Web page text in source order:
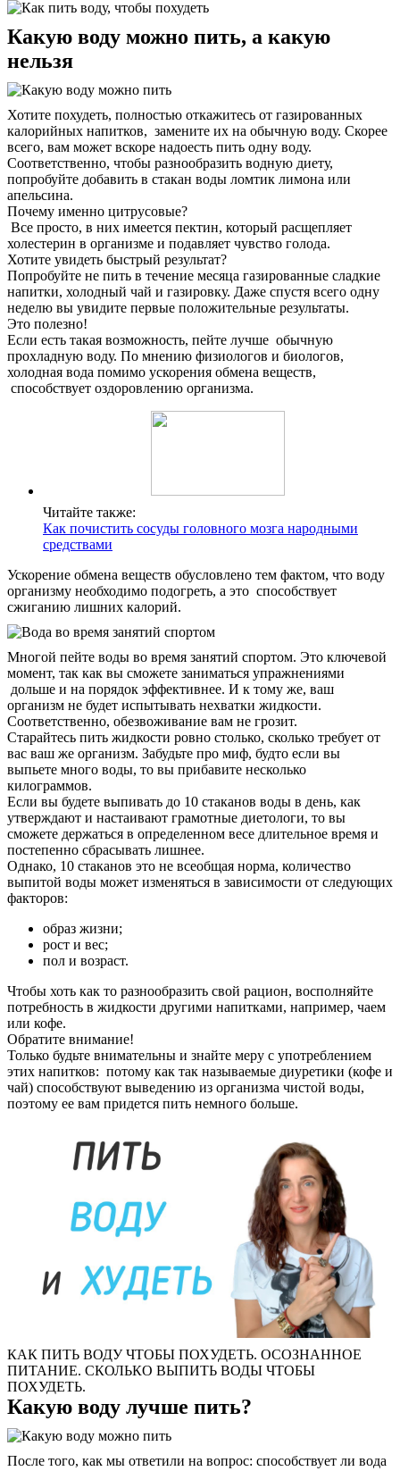
Какую воду можно пить, а какую
нельзя
Хотите похудеть, полностью откажитесь от газированных
калорийных напитков, замените их на обычную воду. Скорее
всего, вам может вскоре надоесть пить одну воду.
Соответственно, чтобы разнообразить водную диету,
попробуйте добавить в стакан воды ломтик лимона или
апельсина.
Почему именно цитрусовые?
Все просто, в них имеется пектин, который расщепляет
холестерин в организме и подавляет чувство голода.
Хотите увидеть быстрый результат?
Попробуйте не пить в течение месяца газированные сладкие
напитки, холодный чай и газировку. Даже спустя всего одну
неделю вы увидите первые положительные результаты.
Это полезно!
Если есть такая возможность, пейте лучше обычную
прохладную воду. По мнению физиологов и биологов,
холодная вода помимо ускорения обмена веществ,
способствует оздоровлению организма.
Читайте также:
Как почистить сосуды головного мозга народными
средствами
Ускорение обмена веществ обусловлено тем фактом, что воду
организму необходимо подогреть, а это способствует
сжиганию лишних калорий.
Многой пейте воды во время занятий спортом. Это ключевой
момент, так как вы сможете заниматься упражнениями
дольше и на порядок эффективнее. И к тому же, ваш
организм не будет испытывать нехватки жидкости.
Соответственно, обезвоживание вам не грозит.
Старайтесь пить жидкости ровно столько, сколько требует от
вас ваш же организм. Забудьте про миф, будто если вы
выпьете много воды, то вы прибавите несколько
килограммов.
Если вы будете выпивать до 10 стаканов воды в день, как
утверждают и настаивают грамотные диетологи, то вы
сможете держаться в определенном весе длительное время и
постепенно сбрасывать лишнее.
Однако, 10 стаканов это не всеобщая норма, количество
выпитой воды может изменяться в зависимости от следующих
факторов:
образ жизни;
рост и вес;
пол и возраст.
Чтобы хоть как то разнообразить свой рацион, восполняйте
потребность в жидкости другими напитками, например, чаем
или кофе.
Обратите внимание!
Только будьте внимательны и знайте меру с употреблением
этих напитков: потому как так называемые диуретики (кофе и
чай) способствуют выведению из организма чистой воды,
поэтому ее вам придется пить немного больше.
КАК ПИТЬ ВОДУ ЧТОБЫ ПОХУДЕТЬ. ОСОЗНАННОЕ
ПИТАНИЕ. СКОЛЬКО ВЫПИТЬ ВОДЫ ЧТОБЫ
ПОХУДЕТЬ.
Какую воду лучше пить?
После того, как мы ответили на вопрос: способствует ли вода